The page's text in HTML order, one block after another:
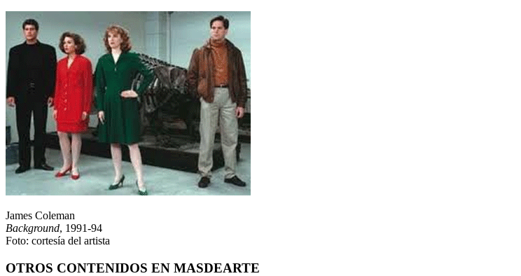
James Coleman
Background, 1991-94
Foto: cortesía del artista
OTROS CONTENIDOS EN MASDEARTE